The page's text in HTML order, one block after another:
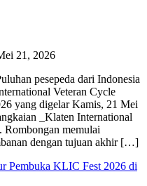
21, 2026
pesepeda dari Indonesia
Veteran Cycle
yang digelar Kamis, 21 Mei
_Klaten International
memulai
dengan tujuan akhir […]